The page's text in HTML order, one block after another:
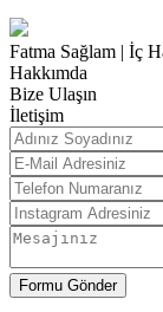
Fatma Sağlam | İç
Hakkımda
Bize Ulaşın
İletişim
Formu Gönder